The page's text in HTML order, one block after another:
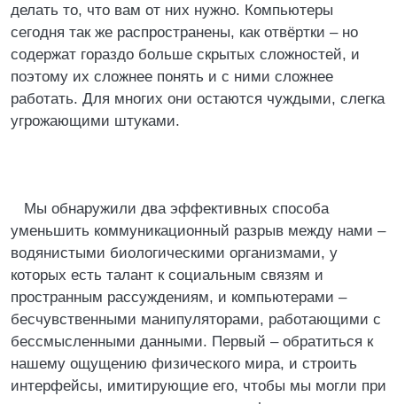
делать то, что вам от них нужно. Компьютеры
сегодня так же распространены, как отвёртки – но
содержат гораздо больше скрытых сложностей, и
поэтому их сложнее понять и с ними сложнее
работать. Для многих они остаются чуждыми, слегка
угрожающими штуками.
Мы обнаружили два эффективных способа
уменьшить коммуникационный разрыв между нами –
водянистыми биологическими организмами, у
которых есть талант к социальным связям и
пространным рассуждениям, и компьютерами –
бесчувственными манипуляторами, работающими с
бессмысленными данными. Первый – обратиться к
нашему ощущению физического мира, и строить
интерфейсы, имитирующие его, чтобы мы могли при